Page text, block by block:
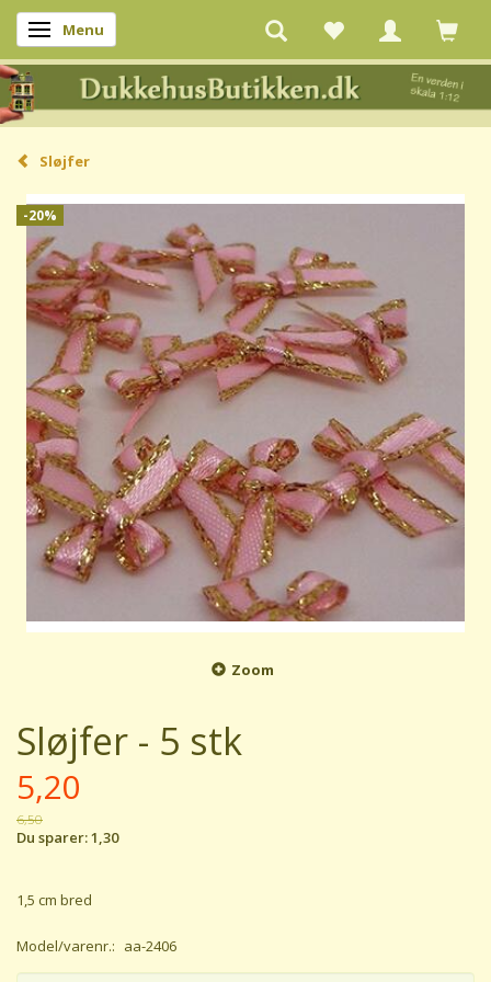
Skifte navigation
Menu
Sløjfer
-20%
Zoom
Sløjfer - 5 stk
5,20
6,50
Du sparer:1,30
1,5 cm bred
Model/varenr.: aa-2406